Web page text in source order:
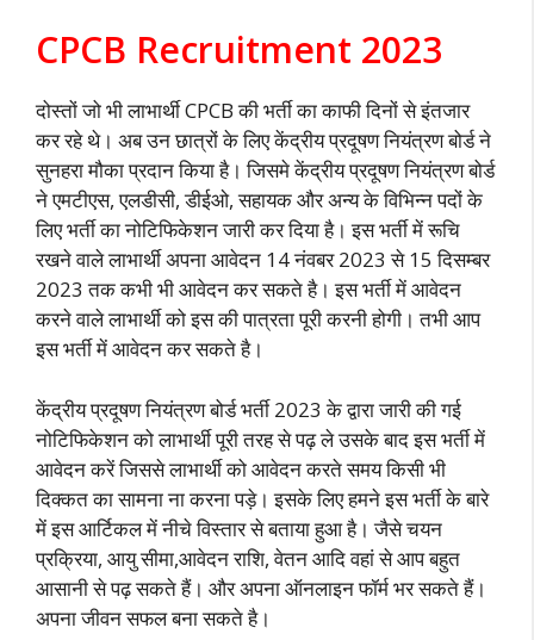
CPCB Recruitment 2023
दोस्तों जो भी लाभार्थी CPCB की भर्ती का काफी दिनों से इंतजार
कर रहे थे। अब उन छात्रों के लिए केंद्रीय प्रदूषण नियंत्रण बोर्ड ने
सुनहरा मौका प्रदान किया है। जिसमे केंद्रीय प्रदूषण नियंत्रण बोर्ड
ने एमटीएस, एलडीसी, डीईओ, सहायक और अन्य के विभिन्न पदों के
लिए भर्ती का नोटिफिकेशन जारी कर दिया है। इस भर्ती में रूचि
रखने वाले लाभार्थी अपना आवेदन 14 नंवबर 2023 से 15 दिसम्बर
2023 तक कभी भी आवेदन कर सकते है। इस भर्ती में आवेदन
करने वाले लाभार्थी को इस की पात्रता पूरी करनी होगी। तभी आप
इस भर्ती में आवेदन कर सकते है।
केंद्रीय प्रदूषण नियंत्रण बोर्ड भर्ती 2023 के द्वारा जारी की गई
नोटिफिकेशन को लाभार्थी पूरी तरह से पढ़ ले उसके बाद इस भर्ती में
आवेदन करें जिससे लाभार्थी को आवेदन करते समय किसी भी
दिक्कत का सामना ना करना पड़े। इसके लिए हमने इस भर्ती के बारे
में इस आर्टिकल में नीचे विस्तार से बताया हुआ है। जैसे चयन
प्रक्रिया, आयु सीमा,आवेदन राशि, वेतन आदि वहां से आप बहुत
आसानी से पढ़ सकते हैं। और अपना ऑनलाइन फॉर्म भर सकते हैं।
अपना जीवन सफल बना सकते है।